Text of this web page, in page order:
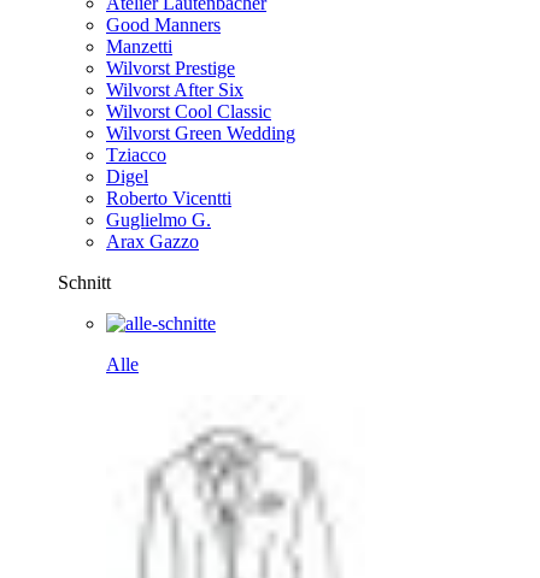
Good Manners
Manzetti
Wilvorst Prestige
Wilvorst After Six
Wilvorst Cool Classic
Wilvorst Green Wedding
Tziacco
Digel
Roberto Vicentti
Guglielmo G.
Arax Gazzo
Schnitt
Alle